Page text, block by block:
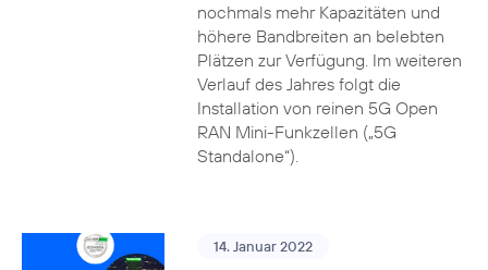
nochmals mehr Kapazitäten und
höhere Bandbreiten an belebten
Plätzen zur Verfügung. Im weiteren
Verlauf des Jahres folgt die
Installation von reinen 5G Open
RAN Mini-Funkzellen („5G
Standalone“).
14. Januar 2022